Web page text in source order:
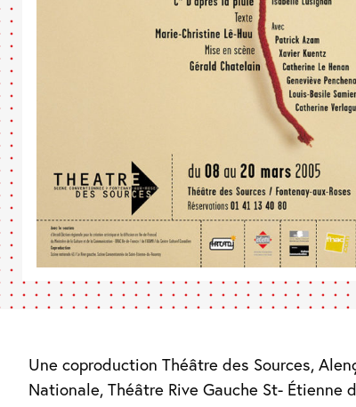
Une coproduction Théâtre des Sources,
Nationale, Théâtre Rive Gauche St- Étienne